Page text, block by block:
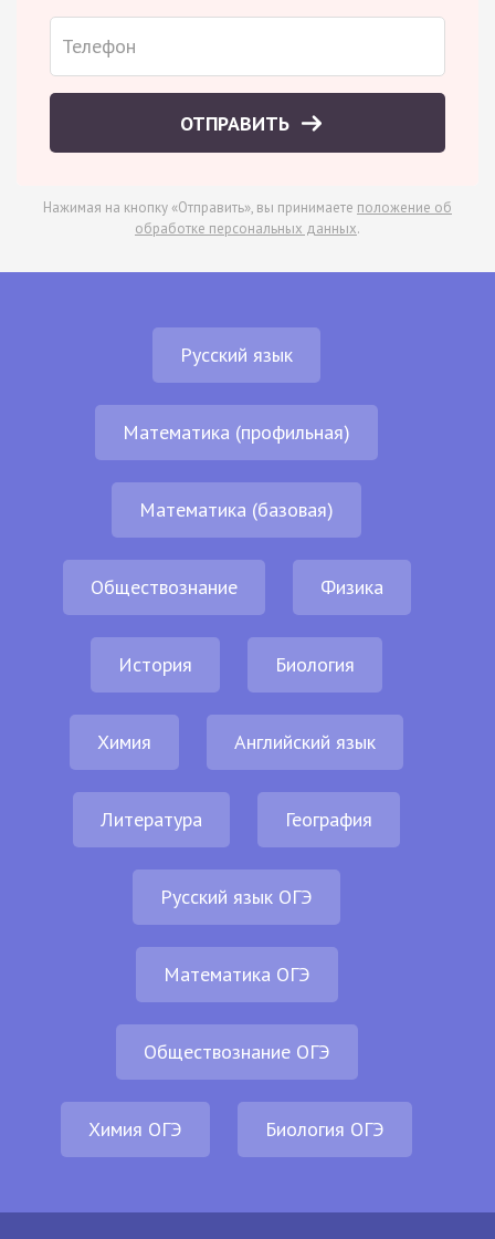
ОТПРАВИТЬ
Нажимая на кнопку «Отправить», вы принимаете положение об
обработке персональных данных.
Русский язык
Математика (профильная)
Математика (базовая)
Обществознание Физика
История Биология
Химия Английский язык
Литература География
Русский язык ОГЭ
Математика ОГЭ
Обществознание ОГЭ
Химия ОГЭ Биология ОГЭ